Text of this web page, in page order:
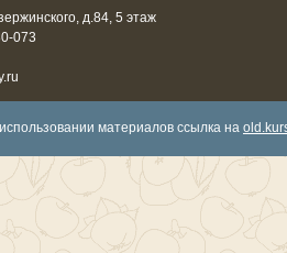
д.84, 5 этаж
073
материалов ссылка на